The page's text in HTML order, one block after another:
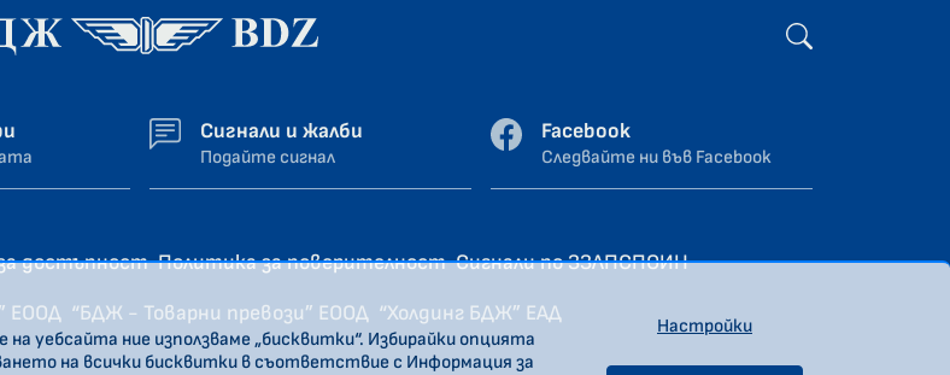
Сигнали и жалби
Подайте сигнал
Facebook
Следвайте ни във Facebook
достъпност Политика за поверителност Сигнали по ЗЗЛПСПОИН
ЕООД “БДЖ - Товарни превози” ЕООД “Холдинг БДЖ” ЕАД
уебсайта ние използваме „бисквитки“. Избирайки опцията
на всички бисквитки в съответствие с Информация за
Настройки